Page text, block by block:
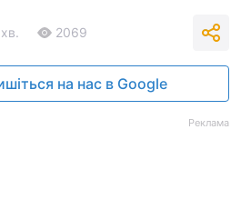
2069
на нас в Google
Реклама